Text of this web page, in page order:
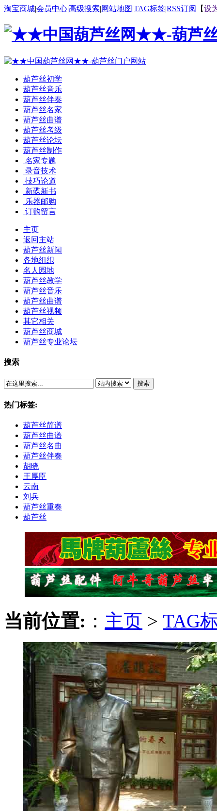
淘宝商城|会员中心|高级搜索|网站地图|TAG标签|RSS订阅 【设
葫芦丝初学
葫芦丝音乐
葫芦丝伴奏
葫芦丝名家
葫芦丝曲谱
葫芦丝考级
葫芦丝论坛
葫芦丝制作
名家专题
录音技术
技巧论道
新碟新书
乐器邮购
订购留言
主页
返回主站
葫芦丝新闻
各地组织
名人园地
葫芦丝教学
葫芦丝音乐
葫芦丝曲谱
葫芦丝视频
其它相关
葫芦丝商城
葫芦丝专业论坛
搜索
搜索
热门标签:
葫芦丝简谱
葫芦丝曲谱
葫芦丝名曲
葫芦丝伴奏
胡晓
王厚臣
云南
刘兵
葫芦丝重奏
葫芦丝
当前位置: ： 主页 > TAG